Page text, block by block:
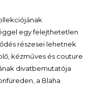
egy felejthetetlen
részesei lehetnek
kézműves és couture
divatbemutatója
a Blaha